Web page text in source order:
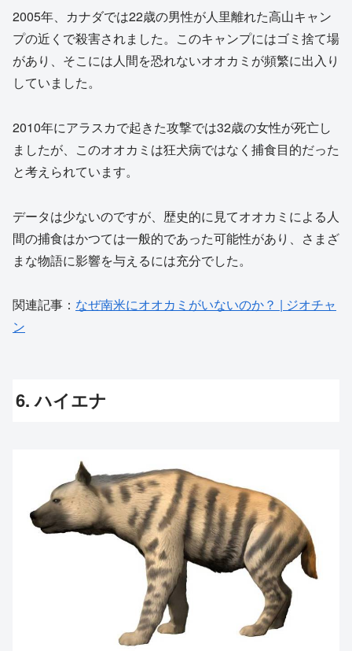
2005年、カナダでは22歳の男性が人里離れた高山キャン
プの近くで殺害されました。このキャンプにはゴミ捨て場
があり、そこには人間を恐れないオオカミが頻繁に出入り
していました。
2010年にアラスカで起きた攻撃では32歳の女性が死亡し
ましたが、このオオカミは狂犬病ではなく捕食目的だった
と考えられています。
データは少ないのですが、歴史的に見てオオカミによる人
間の捕食はかつては一般的であった可能性があり、さまざ
まな物語に影響を与えるには充分でした。
関連記事： なぜ南米にオオカミがいないのか？ | ジオチャ
ン
6. ハイエナ